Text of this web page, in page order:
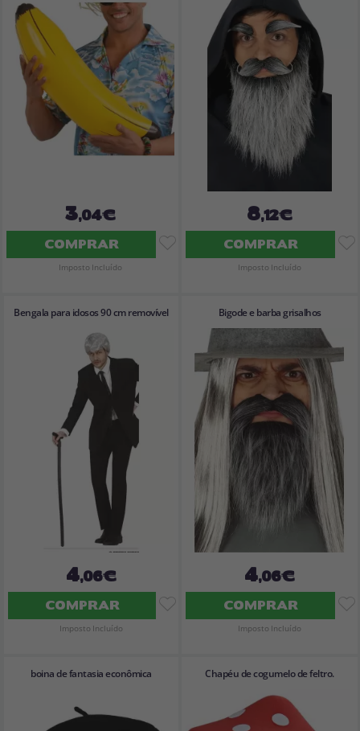
3,04€
COMPRAR
Imposto Incluído
8,12€
COMPRAR
Imposto Incluído
Bengala para idosos 90 cm removível
4,06€
COMPRAR
Imposto Incluído
Bigode e barba grisalhos
4,06€
COMPRAR
Imposto Incluído
boina de fantasia econômica Chapéu de cogumelo de feltro.